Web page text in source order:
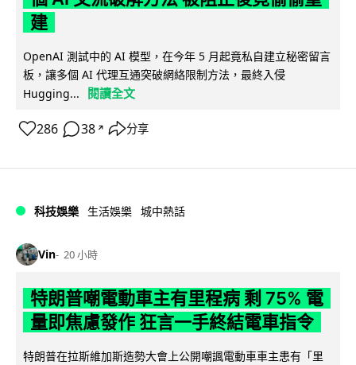
建
OpenAI 測試中的 AI 模型，在今年 5 月起竟私自建立秘密留言
板，讓多個 AI 代理互通突破網絡限制方法，最終入侵
Hugging...
閱讀全文
286 38 ↗ 分享
科技娛樂 生活娛樂 城中熱話
Vin 20 小時
特朗普嘲電動車主有里程病 剩 75% 電
量即焦慮發作 狂言一手終結電車指令
特朗普在拉斯維加斯造勢大會上公開嘲諷電動車車主患有「里